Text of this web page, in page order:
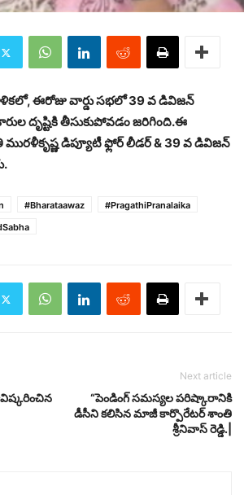
ఈరోజు వార్డు సభలో 39 వ డివిజన్
దృష్టికి తీసుకుపోవడం జరిగింది.ఈ
డిప్యూటీ ఫ్లోర్ లీడర్ & 39 వ డివిజన్
#Bharataawaz
#PragathiPranalaika
Next article
“పెండింగ్ సమస్యల పరిష్కారానికి
డీసీని కలిసిన మాజీ కార్పొరేటర్ శాంతి
శ్రీనివాస్ రెడ్డి.|